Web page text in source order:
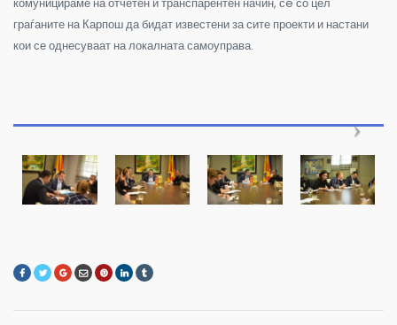
граѓаните на Карпош да бидат известени за сите проекти и настани
кои се однесуваат на локалната самоуправа.